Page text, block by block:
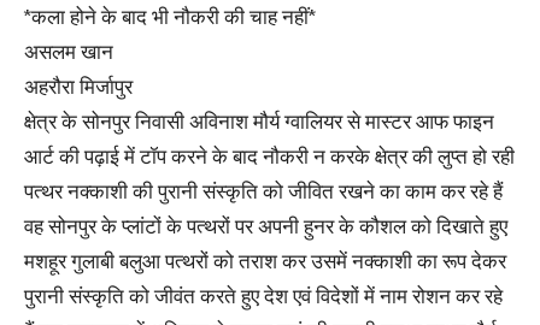
*कला होने के बाद भी नौकरी की चाह नहीं*
असलम खान
अहरौरा मिर्जापुर
क्षेत्र के सोनपुर निवासी अविनाश मौर्य ग्वालियर से मास्टर आफ फाइन
आर्ट की पढ़ाई में टॉप करने के बाद नौकरी न करके क्षेत्र की लुप्त हो रही
पत्थर नक्काशी की पुरानी संस्कृति को जीवित रखने का काम कर रहे हैं
वह सोनपुर के प्लांटों के पत्थरों पर अपनी हुनर के कौशल को दिखाते हुए
मशहूर गुलाबी बलुआ पत्थरों को तराश कर उसमें नक्काशी का रूप देकर
पुरानी संस्कृति को जीवंत करते हुए देश एवं विदेशों में नाम रोशन कर रहे